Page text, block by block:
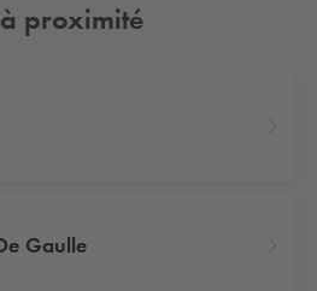
proximité
Gaulle